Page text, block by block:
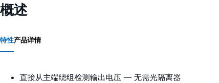
概述
特性产品详情
直接从主端绕组检测输出电压 — 无需光隔离器